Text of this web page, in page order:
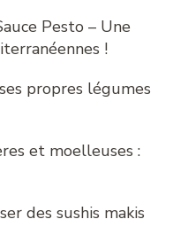
Pesto – Une
!
propres légumes
et moelleuses :
des sushis makis